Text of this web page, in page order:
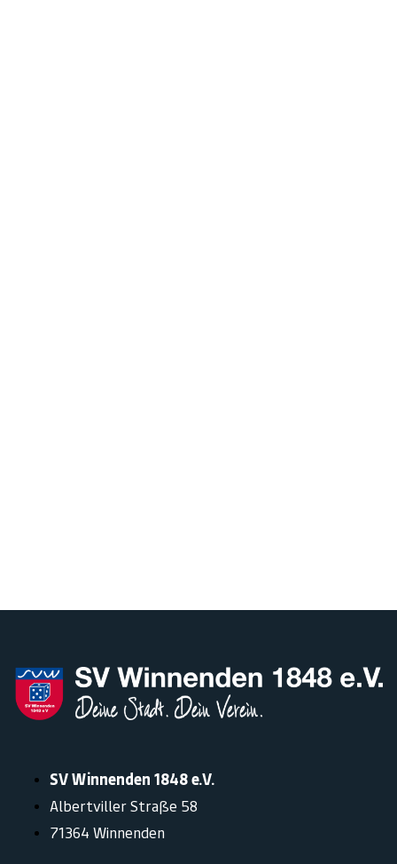
SV Winnenden 1848 e.V.
Albertviller Straße 58
71364 Winnenden